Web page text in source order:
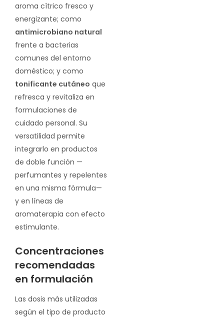
aroma cítrico fresco y
energizante; como
antimicrobiano natural
frente a bacterias
comunes del entorno
doméstico; y como
tonificante cutáneo que
refresca y revitaliza en
formulaciones de
cuidado personal. Su
versatilidad permite
integrarlo en productos
de doble función —
perfumantes y repelentes
en una misma fórmula—
y en líneas de
aromaterapia con efecto
estimulante.
Concentraciones
recomendadas
en formulación
Las dosis más utilizadas
según el tipo de producto